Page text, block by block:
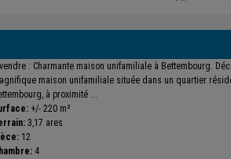
: Charmante maison unifamiliale à Bettembourg.
maison unifamiliale située dans un quartier
à proximité ...
+/- 220 m²
3,17 ares
12
4